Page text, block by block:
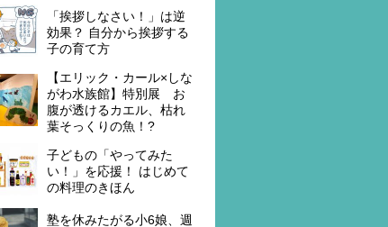
「挨拶しなさい！」は逆
効果？ 自分から挨拶する
子の育て方
【エリック・カール×しな
がわ水族館】特別展 お
腹が透けるカエル、枯れ
葉そっくりの魚！?
子どもの「やってみた
い！」を応援！ はじめて
の料理のきほん
塾を休みたがる小6娘、週